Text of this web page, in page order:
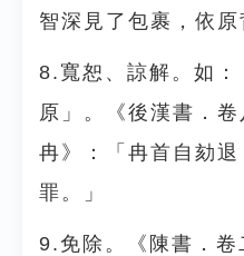
智深見了包裹，依原
8.寬恕、諒解。如
原」。《後漢書．
冉》：「冉首自劾
罪。」
9.免除。《陳書．卷